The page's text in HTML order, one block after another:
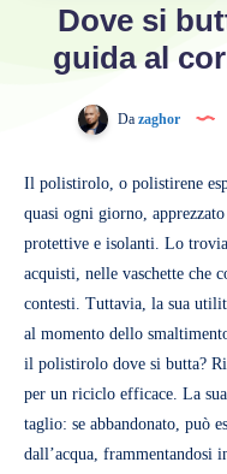
Dove si
guida al
Da zaghor
Il polistirolo, o polistirene
quasi ogni giorno,
protettive e isolanti. Lo
acquisti, nelle vaschette che
contesti. Tuttavia, la sua
al momento dello
il polistirolo dove si butta?
per un riciclo efficace. La
taglio: se abbandonato, può
dall’acqua, frammentandosi